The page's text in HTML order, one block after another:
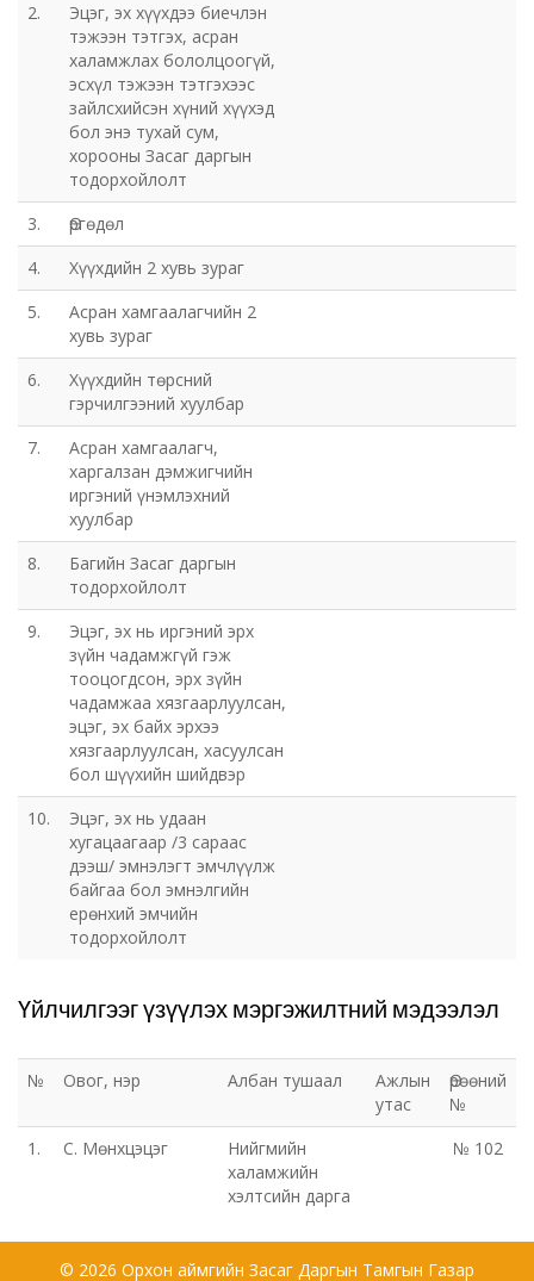
2.
Эцэг, эх хүүхдээ биечлэн
тэжээн тэтгэх, асран
халамжлах бололцоогүй,
эсхүл тэжээн тэтгэхээс
зайлсхийсэн хүний хүүхэд
бол энэ тухай сум,
хорооны Засаг даргын
тодорхойлолт
3.
Өргөдөл
4.
Хүүхдийн 2 хувь зураг
5.
Асран хамгаалагчийн 2
хувь зураг
6.
Хүүхдийн төрсний
гэрчилгээний хуулбар
7.
Асран хамгаалагч,
харгалзан дэмжигчийн
иргэний үнэмлэхний
хуулбар
8.
Багийн Засаг даргын
тодорхойлолт
9.
Эцэг, эх нь иргэний эрх
зүйн чадамжгүй гэж
тооцогдсон, эрх зүйн
чадамжаа хязгаарлуулсан,
эцэг, эх байх эрхээ
хязгаарлуулсан, хасуулсан
бол шүүхийн шийдвэр
10.
Эцэг, эх нь удаан
хугацаагаар /3 сараас
дээш/ эмнэлэгт эмчлүүлж
байгаа бол эмнэлгийн
ерөнхий эмчийн
тодорхойлолт
Үйлчилгээг үзүүлэх мэргэжилтний мэдээлэл
№ Овог, нэр Албан тушаал
Ажлын
утас
Өрөөний
№
1.
С. Мөнхцэцэг
Нийгмийн
халамжийн
хэлтсийн дарга
№ 102
© 2026 Орхон аймгийн Засаг Даргын Тамгын Газар